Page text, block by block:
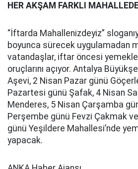
HER AKŞAM FARKLI
“İftarda Mahallenizdeyiz”
boyunca sürecek uygulamadan
vatandaşlar, iftar öncesi
oruçlarını açıyor. Antalya
Aşevi, 2 Nisan Pazar günü
Pazartesi günü Şafak, 4 Nisan
Menderes, 5 Nisan Çarşamba
Perşembe günü Fevzi Çakmak
günü Yeşildere Mahallesi’nde
yapacak.